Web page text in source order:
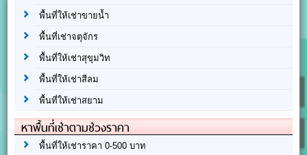
พื้นที่ให้เช่าขายน้ำ
พื้นที่เช่าจตุจักร
พื้นที่ให้เช่าสุขุมวิท
พื้นที่ให้เช่าสีลม
พื้นที่ให้เช่าสยาม
หาพื้นที่เช่าตามช่วงราคา
พื้นที่ให้เช่าราคา 0-500 บาท